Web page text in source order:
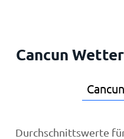
Cancun
Durchschnittswerte